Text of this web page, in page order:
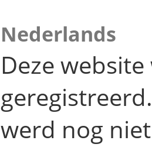
Nederlands
Deze
werd nog